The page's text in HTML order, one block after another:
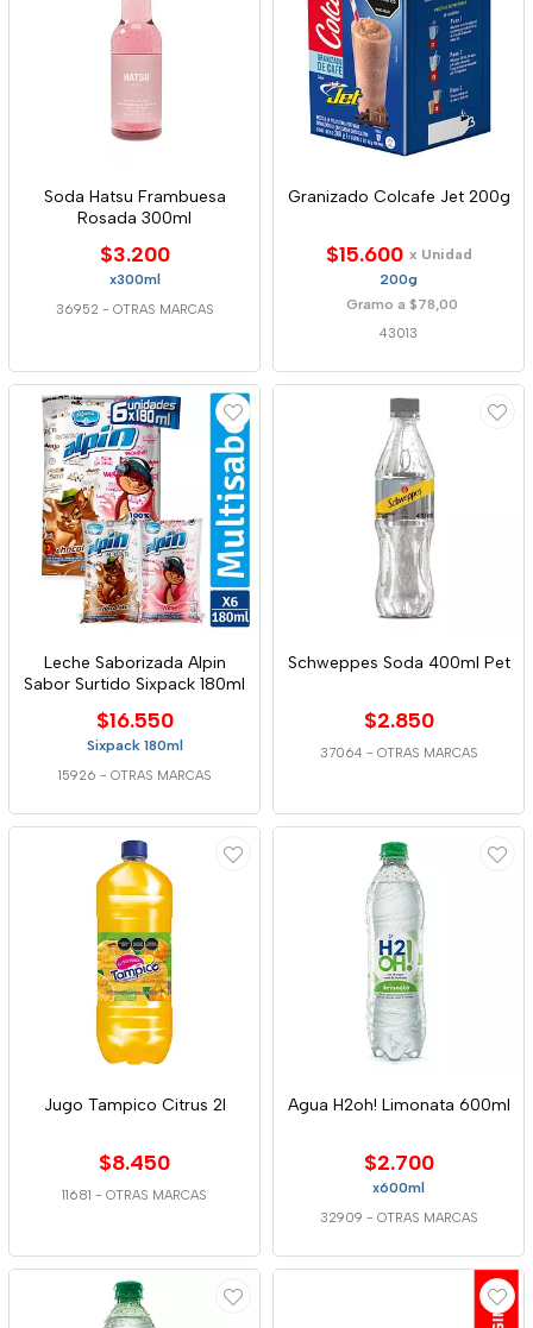
Soda Hatsu Frambuesa
Rosada 300ml
$3.200
x300ml
36952 - OTRAS MARCAS
Granizado Colcafe Jet 200g
$15.600 x Unidad
200g
Gramo a $78,00
43013
Leche Saborizada Alpin
Sabor Surtido Sixpack 180ml
$16.550
Sixpack 180ml
15926 - OTRAS MARCAS
Schweppes Soda 400ml Pet
$2.850
37064 - OTRAS MARCAS
Jugo Tampico Citrus 2l
$8.450
11681 - OTRAS MARCAS
Agua H2oh! Limonata 600ml
$2.700
x600ml
32909 - OTRAS MARCAS